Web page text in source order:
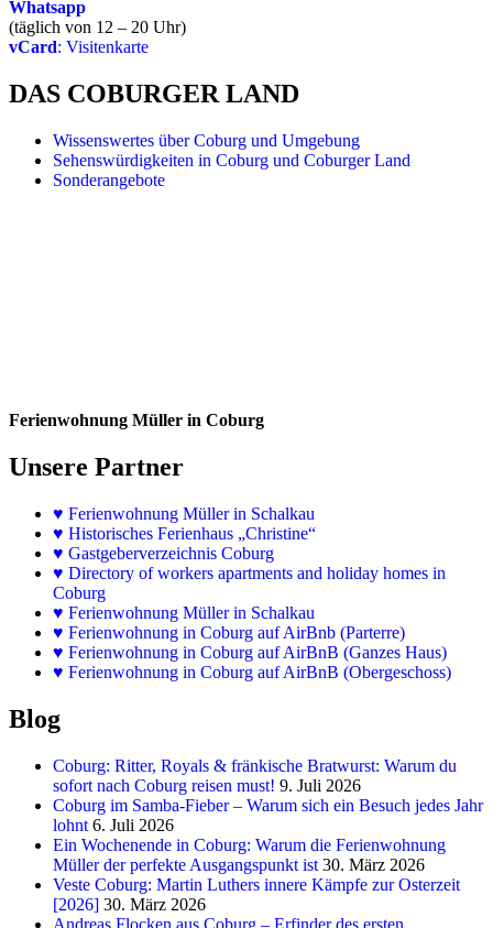
Whatsapp
(täglich von 12 – 20 Uhr)
vCard: Visitenkarte
DAS COBURGER LAND
Wissenswertes über Coburg und Umgebung
Sehenswürdigkeiten in Coburg und Coburger Land
Sonderangebote
Ferienwohnung Müller in Coburg
Unsere Partner
♥ Ferienwohnung Müller in Schalkau
♥ Historisches Ferienhaus „Christine“
♥ Gastgeberverzeichnis Coburg
♥ Directory of workers apartments and holiday homes in
Coburg
♥ Ferienwohnung Müller in Schalkau
♥ Ferienwohnung in Coburg auf AirBnb (Parterre)
♥ Ferienwohnung in Coburg auf AirBnB (Ganzes Haus)
♥ Ferienwohnung in Coburg auf AirBnB (Obergeschoss)
Blog
Coburg: Ritter, Royals & fränkische Bratwurst: Warum du
sofort nach Coburg reisen must! 9. Juli 2026
Coburg im Samba-Fieber – Warum sich ein Besuch jedes Jahr
lohnt 6. Juli 2026
Ein Wochenende in Coburg: Warum die Ferienwohnung
Müller der perfekte Ausgangspunkt ist 30. März 2026
Veste Coburg: Martin Luthers innere Kämpfe zur Osterzeit
[2026] 30. März 2026
Andreas Flocken aus Coburg – Erfinder des ersten